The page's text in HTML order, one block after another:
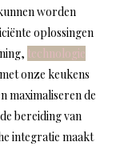
worden
oplossingen
technologie
onze keukens
maximaliseren de
bereiding van
integratie maakt